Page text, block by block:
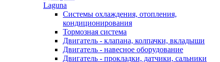
Laguna
Системы охлаждения, отопления,
кондиционирования
Тормозная система
Двигатель - клапана, колпачки, вкладыши
Двигатель - навесное оборудование
Двигатель - прокладки, датчики, сальники